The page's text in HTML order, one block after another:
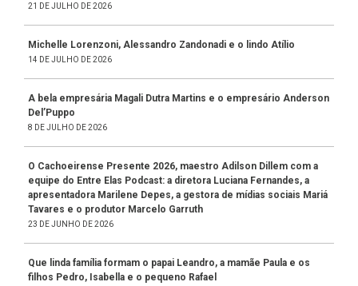
21 DE JULHO DE 2026
Michelle Lorenzoni, Alessandro Zandonadi e o lindo Atílio
14 DE JULHO DE 2026
A bela empresária Magali Dutra Martins e o empresário Anderson
Del’Puppo
8 DE JULHO DE 2026
O Cachoeirense Presente 2026, maestro Adilson Dillem com a
equipe do Entre Elas Podcast: a diretora Luciana Fernandes, a
apresentadora Marilene Depes, a gestora de mídias sociais Mariá
Tavares e o produtor Marcelo Garruth
23 DE JUNHO DE 2026
Que linda família formam o papai Leandro, a mamãe Paula e os
filhos Pedro, Isabella e o pequeno Rafael